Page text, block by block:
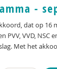
-
dat op 16
PVV, VVD, NSC
Met het